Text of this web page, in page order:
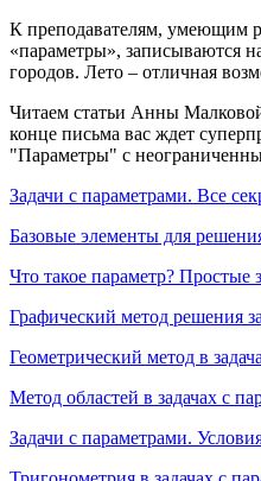
К преподавателям, умеющим
«параметры», записываются
городов. Лето – отличная
Читаем статьи Анны
конце письма вас ждет
"Параметры" с
Задачи с параметрами. Все
Базовые элементы для
Что такое параметр? Простые
Графический метод решения
Геометрический метод в
Метод областей в задачах с
Задачи с параметрами.